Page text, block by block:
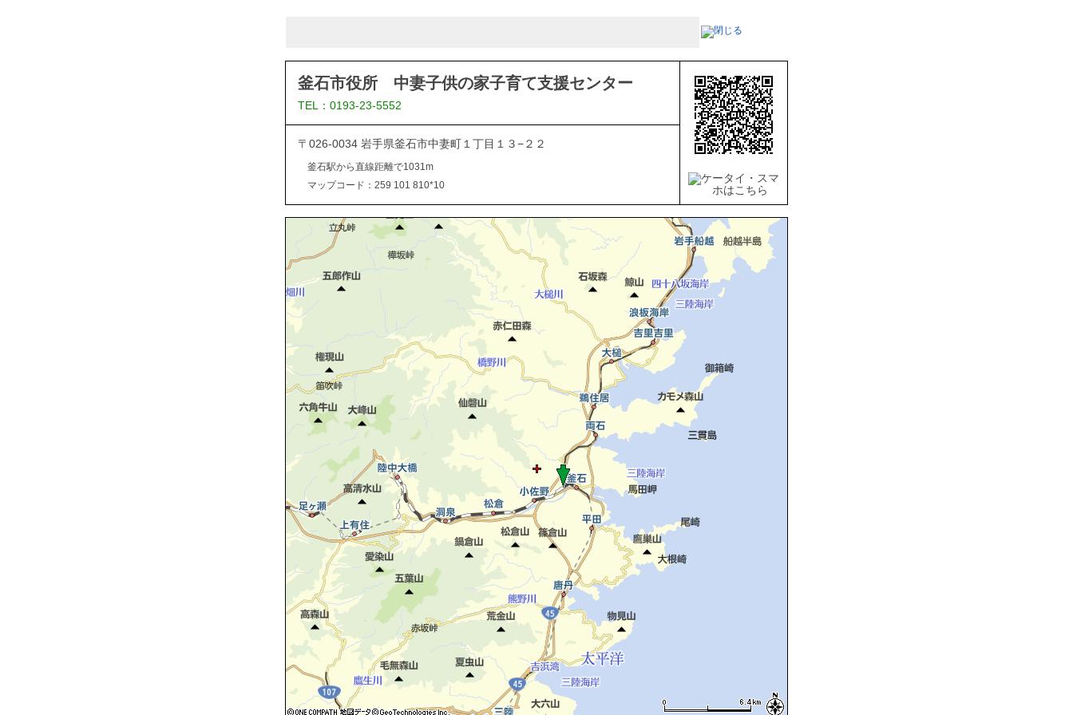
釜石市役所 中妻子供の家子育て支援センター
TEL：0193-23-5552
〒026-0034 岩手県釜石市中妻町１丁目１３−２２
釜石駅から直線距離で1031m
マップコード：259 101 810*10